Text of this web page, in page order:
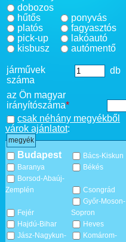
dobozos
hűtős
platós
pick-up
kisbusz
ponyvás
fagyasztós
lakóautó
autómentő
járművek
száma
db
az Ön magyar
irányítószáma*
csak néhány megyékből
várok ajánlatot:
megyék
Budapest
Bács-Kiskun
Baranya
Békés
Borsod-Abaúj-
Zemplén
Csongrád
Fejér
Győr-Moson-
Sopron
Hajdú-Bihar
Heves
Jász-Nagykun-
Komárom-